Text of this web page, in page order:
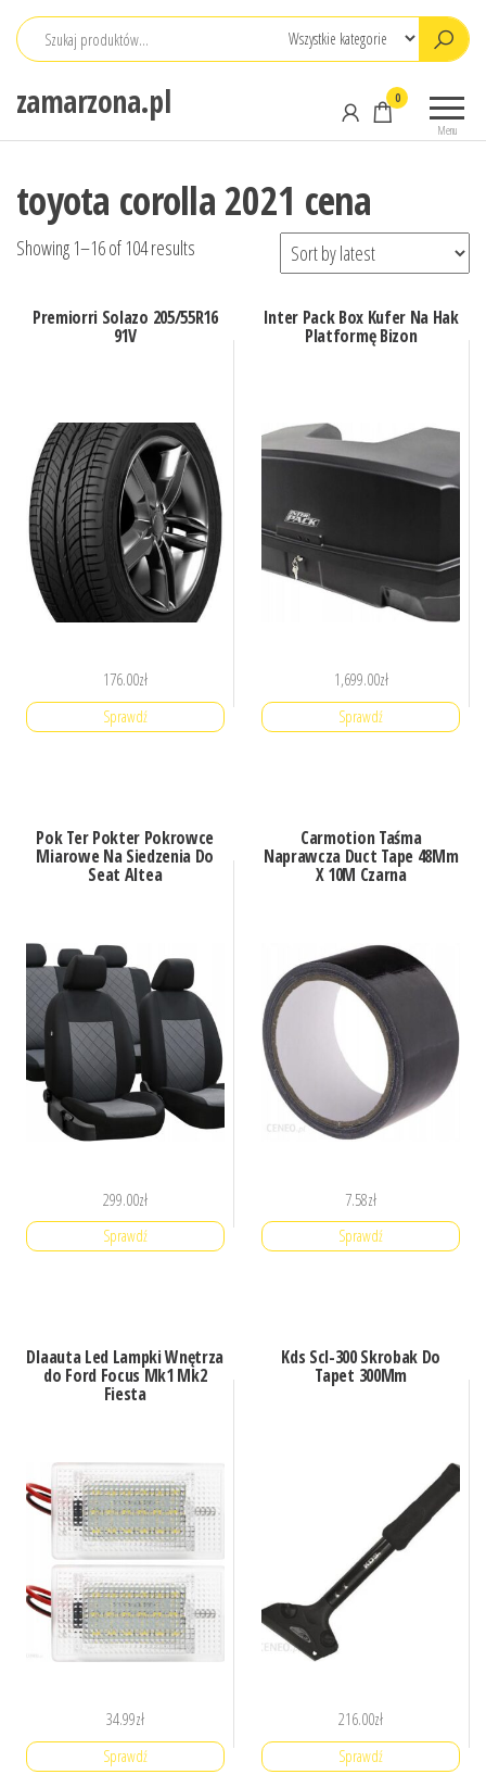
Przejdź
zamarzona.pl
Menu
0
toyota corolla 2021 cena
Showing 1–16 of 104 results
Premiorri Solazo 205/55R16
91V
176.00zł
Sprawdź
Inter Pack Box Kufer Na Hak
Platformę Bizon
1,699.00zł
Sprawdź
Pok Ter Pokter Pokrowce
Miarowe Na Siedzenia Do
Seat Altea
299.00zł
Sprawdź
Carmotion Taśma
Naprawcza Duct Tape 48Mm
X 10M Czarna
7.58zł
Sprawdź
Dlaauta Led Lampki Wnętrza
do Ford Focus Mk1 Mk2
Fiesta
34.99zł
Sprawdź
Kds Scl-300 Skrobak Do
Tapet 300Mm
216.00zł
Sprawdź